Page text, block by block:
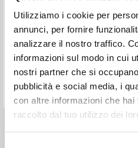
Utilizziamo i cookie per
annunci, per fornire
analizzare il nostro traffico.
informazioni sul modo in cui
nostri partner che si
pubblicità e social media, i
con altre informazioni che hai
raccolto dal tuo utilizzo dei
Portugués
Lugar de
Páginas: 80